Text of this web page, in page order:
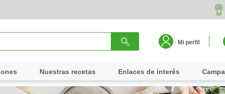
Mi perfil
Nuestras recetas Enlaces de interés